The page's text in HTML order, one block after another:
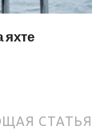
яхте
СТАТЬЯ